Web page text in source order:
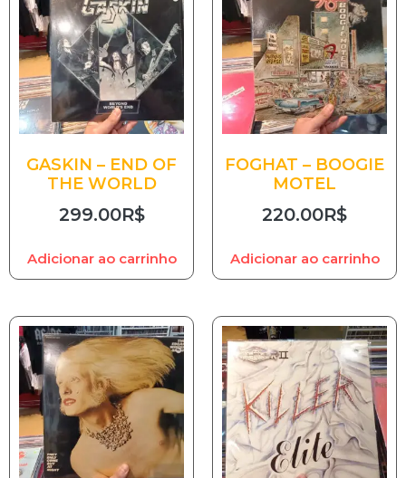
GASKIN – END OF
THE WORLD
299.00R$
Adicionar ao carrinho
FOGHAT – BOOGIE
MOTEL
220.00R$
Adicionar ao carrinho